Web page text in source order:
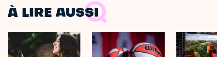
À LIRE AUSSI